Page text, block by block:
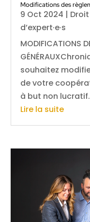
Modifications des
9 Oct 2024 |
d’expert·e·s
MODIFICATIONS
souhaitez
de votre
à but non
Lire la suite